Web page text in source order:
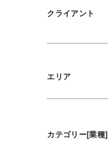
クライアント
エリア
カテゴリー[業種]